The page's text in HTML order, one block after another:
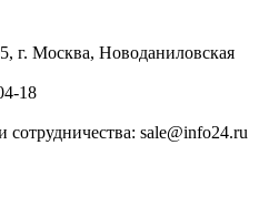
г. Москва, Новоданиловская
18
sale@info24.ru